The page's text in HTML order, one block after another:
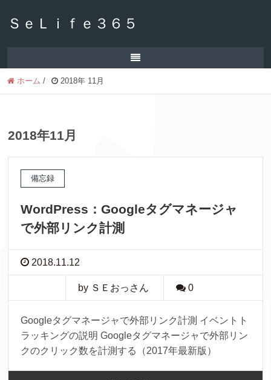
ＳｅＬｉｆｅ３６５
ホーム / 2018年 11月
2018年11月
備忘録
WordPress：Googleタグマネージャ
で外部リンク計測
2018.11.12
by ＳＥおっさん 0
Googleタグマネージャで外部リンク計測 イベントト
ラッキングの説明 Googleタグマネージャで外部リン
クのクリック数を計測する（2017年最新版）